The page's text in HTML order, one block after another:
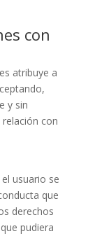
con
atribuye a
y sin
con
usuario se
que
derechos
pudiera